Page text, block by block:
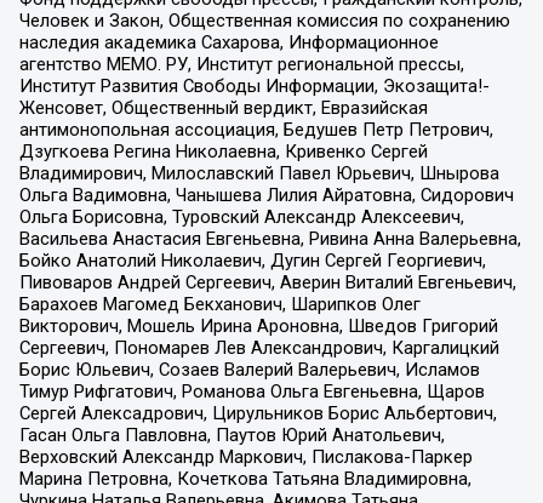
Человек и Закон, Общественная комиссия по сохранению
наследия академика Сахарова, Информационное
агентство МЕМО. РУ, Институт региональной прессы,
Институт Развития Свободы Информации, Экозащита!-
Женсовет, Общественный вердикт, Евразийская
антимонопольная ассоциация, Бедушев Петр Петрович,
Дзугкоева Регина Николаевна, Кривенко Сергей
Владимирович, Милославский Павел Юрьевич, Шнырова
Ольга Вадимовна, Чанышева Лилия Айратовна, Сидорович
Ольга Борисовна, Туровский Александр Алексеевич,
Васильева Анастасия Евгеньевна, Ривина Анна Валерьевна,
Бойко Анатолий Николаевич, Дугин Сергей Георгиевич,
Пивоваров Андрей Сергеевич, Аверин Виталий Евгеньевич,
Барахоев Магомед Бекханович, Шарипков Олег
Викторович, Мошель Ирина Ароновна, Шведов Григорий
Сергеевич, Пономарев Лев Александрович, Каргалицкий
Борис Юльевич, Созаев Валерий Валерьевич, Исламов
Тимур Рифгатович, Романова Ольга Евгеньевна, Щаров
Сергей Алексадрович, Цирульников Борис Альбертович,
Гасан Ольга Павловна, Паутов Юрий Анатольевич,
Верховский Александр Маркович, Пислакова-Паркер
Марина Петровна, Кочеткова Татьяна Владимировна,